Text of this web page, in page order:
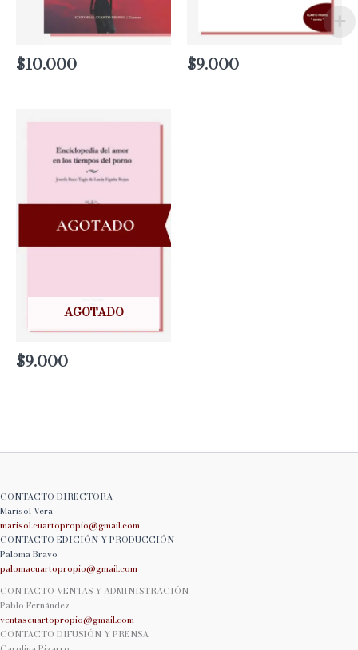
$10.000 $9.000
AGOTADO
$9.000
CONTACTO DIRECTORA
Marisol Vera
marisol.cuartopropio@gmail.com
CONTACTO EDICIÓN Y PRODUCCIÓN
Paloma Bravo
palomacuartopropio@gmail.com
CONTACTO VENTAS Y ADMINISTRACIÓN
Pablo Fernández
ventascuartopropio@gmail.com
CONTACTO DIFUSIÓN Y PRENSA